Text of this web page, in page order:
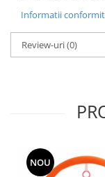
Informatii
Review-uri(0)
NOU